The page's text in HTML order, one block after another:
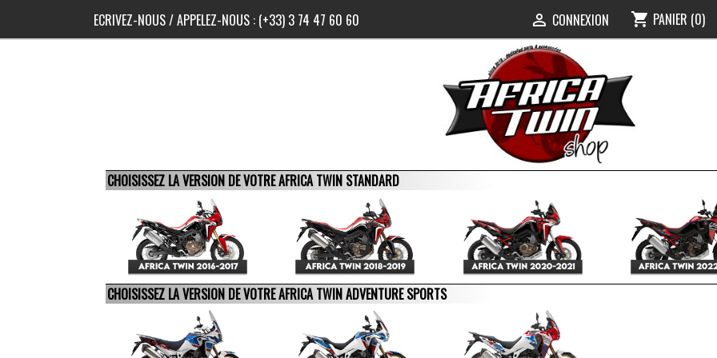
ECRIVEZ-NOUS/ APPELEZ-NOUS : (+33) 3 74 47 60 60  CONNEXION shopping_cart PANIER (0)
CHOISISSEZ LA VERSION DE VOTRE AFRICA TWIN STANDARD
CHOISISSEZ LA VERSION DE VOTRE AFRICA TWIN ADVENTURE SPORTS